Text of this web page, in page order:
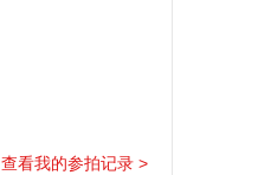
查看我的参拍记录 >